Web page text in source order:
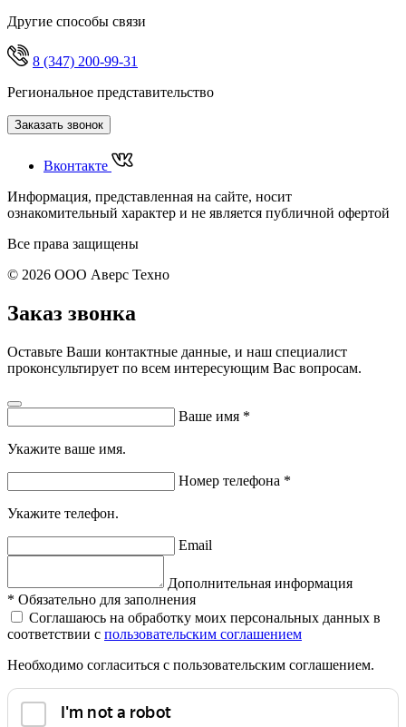
Другие способы связи
8 (347) 200-99-31
Региональное представительство
Заказать звонок
Вконтакте
Информация, представленная на сайте, носит
ознакомительный характер и не является публичной офертой
Все права защищены
© 2026 ООО Аверс Техно
Заказ звонка
Оставьте Ваши контактные данные, и наш специалист
проконсультирует по всем интересующим Вас вопросам.
Ваше имя *
Укажите ваше имя.
Номер телефона *
Укажите телефон.
Email
Дополнительная информация
* Обязательно для заполнения
Соглашаюсь на обработку моих персональных данных в
соответствии с пользовательским соглашением
Необходимо согласиться с пользовательским соглашением.